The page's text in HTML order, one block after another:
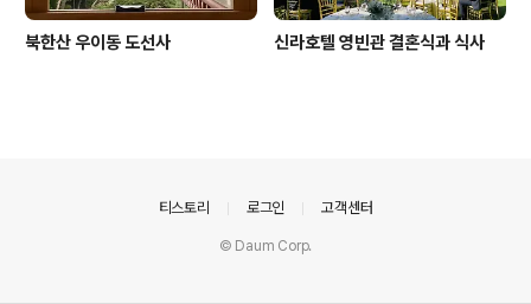
북한산 우이동 도선사 신라호텔 영빈관 결혼식과 식사
티스토리 로그인 고객센터
© Daum Corp.